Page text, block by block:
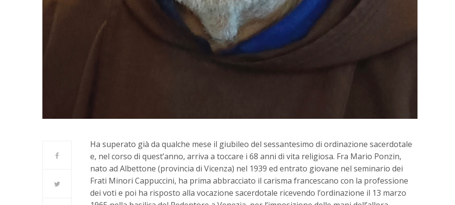
Ha superato già da qualche mese il giubileo del sessantesimo di ordinazione sacerdotale
e, nel corso di quest’anno, arriva a toccare i 68 anni di vita religiosa. Fra Mario Ponzin,
nato ad Albettone (provincia di Vicenza) nel 1939 ed entrato giovane nel seminario dei
Frati Minori Cappuccini, ha prima abbracciato il carisma francescano con la professione
dei voti e poi ha risposto alla vocazione sacerdotale ricevendo l’ordinazione il 13 marzo